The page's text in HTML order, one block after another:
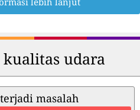
udara
masalah